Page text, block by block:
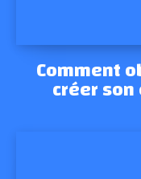
Comment
créer